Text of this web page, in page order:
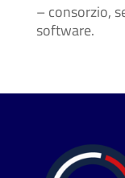
– consorzio,
software.